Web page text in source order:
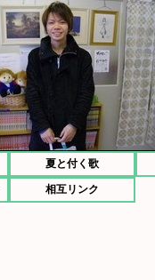
夏と付く歌
相互リンク